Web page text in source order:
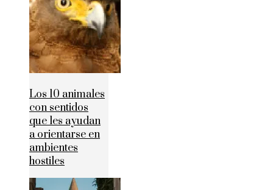
Los 10 animales
con sentidos
que les ayudan
a orientarse en
ambientes
hostiles